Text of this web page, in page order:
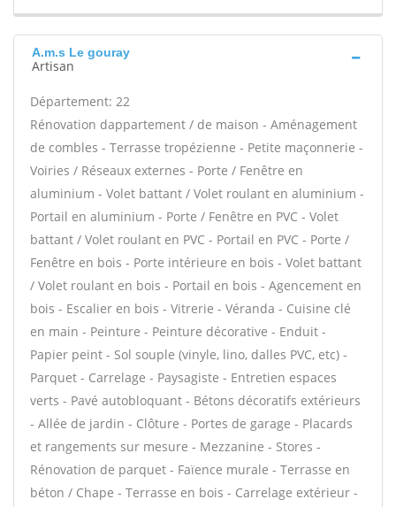
A.m.s Le gouray
Artisan
Département: 22
Rénovation dappartement / de maison - Aménagement
de combles - Terrasse tropézienne - Petite maçonnerie -
Voiries / Réseaux externes - Porte / Fenêtre en
aluminium - Volet battant / Volet roulant en aluminium -
Portail en aluminium - Porte / Fenêtre en PVC - Volet
battant / Volet roulant en PVC - Portail en PVC - Porte /
Fenêtre en bois - Porte intérieure en bois - Volet battant
/ Volet roulant en bois - Portail en bois - Agencement en
bois - Escalier en bois - Vitrerie - Véranda - Cuisine clé
en main - Peinture - Peinture décorative - Enduit -
Papier peint - Sol souple (vinyle, lino, dalles PVC, etc) -
Parquet - Carrelage - Paysagiste - Entretien espaces
verts - Pavé autobloquant - Bétons décoratifs extérieurs
- Allée de jardin - Clôture - Portes de garage - Placards
et rangements sur mesure - Mezzanine - Stores -
Rénovation de parquet - Faïence murale - Terrasse en
béton / Chape - Terrasse en bois - Carrelage extérieur -